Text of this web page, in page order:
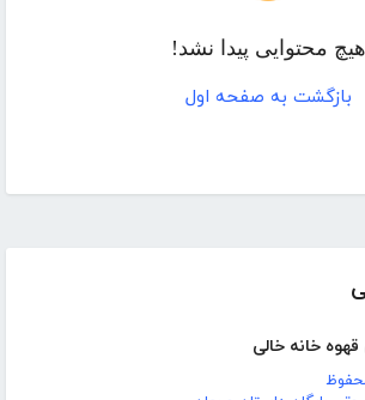
خانه خالی
هیچ محتوایی پیدا نشد!
بازگشت به صفحه اول